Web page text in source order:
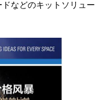
などのキットソリュー